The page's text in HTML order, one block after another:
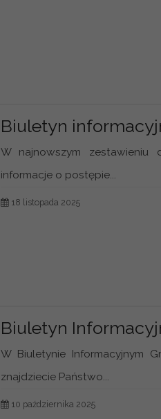
Biuletyn
W najnowszym zestawieniu
informacje o postępie...
18 listopada 2025
Biuletyn
W Biuletynie Informacyjnym
znajdziecie Państwo...
10 października 2025